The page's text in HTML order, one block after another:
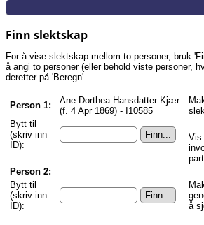
Finn slektskap
For å vise slektskap mellom to personer, bruk
å angi to personer (eller behold viste personer,
deretter på 'Beregn'.
Person 1:
Ane Dorthea Hansdatter Kjær
(f. 4 Apr 1869) - I10585
Bytt til
(skriv inn
ID):
Person 2:
Bytt til
(skriv inn
ID):
Vis
å